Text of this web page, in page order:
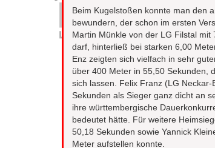
Beim Kugelstoßen konnte man den
bewundern, der schon im ersten
Martin Münkle von der LG Filstal
darf, hinterließ bei starken 6,00
Enz zeigten sich vielfach in sehr
über 400 Meter in 55,50 Sekunden,
sich lassen. Felix Franz (LG
Sekunden als Sieger ganz dicht an
ihre württembergische
bedeutet hätte. Für weitere
50,18 Sekunden sowie Yannick
Meter aufstellen konnte.